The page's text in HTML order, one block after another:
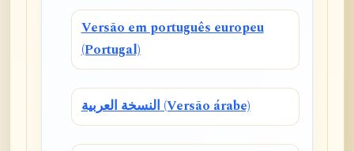
Versão em português europeu
(Portugal)
النسخة العربية (Versão árabe)